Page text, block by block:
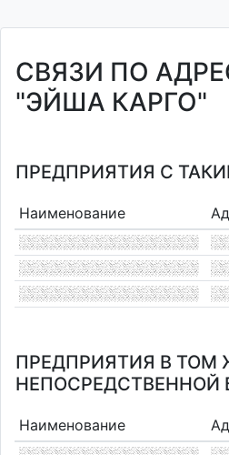
СВЯЗИ ПО
"ЭЙША КАРГО"
ПРЕДПРИЯТИЯ С
Наименование
ПРЕДПРИЯТИЯ В ТОМ
НЕПОСРЕДСТВЕННОЙ
Наименование